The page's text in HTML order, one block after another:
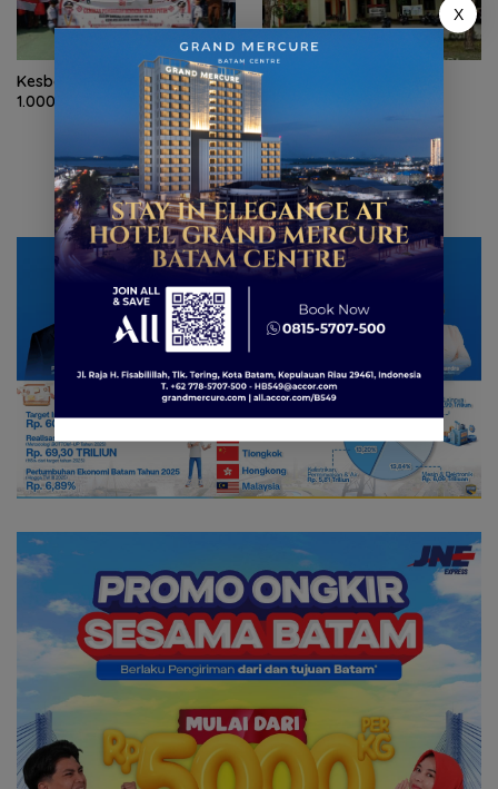
Kesbangpol Kepri bagikan
1.000 Bendera Merah Putih
Sekolah Rakyat Natuna
X